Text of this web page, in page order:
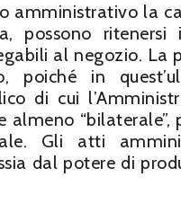
amministrativo la
possono
al negozio. La
poiché in
di cui
almeno
Gli atti
dal potere di